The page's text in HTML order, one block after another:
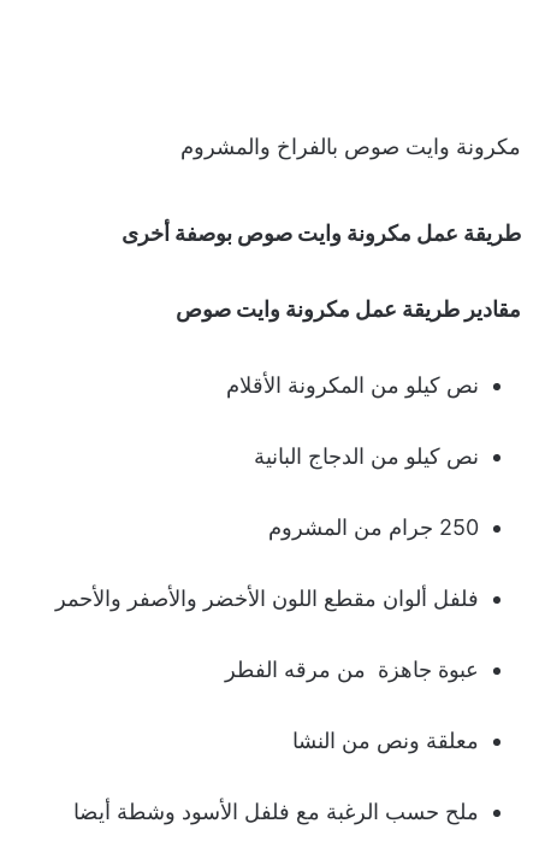
مكرونة وايت صوص بالفراخ والمشروم
طريقة عمل مكرونة وايت صوص بوصفة أخرى
مقادير طريقة عمل مكرونة وايت صوص
نص كيلو من المكرونة الأقلام
نص كيلو من الدجاج البانية
250 جرام من المشروم
فلفل ألوان مقطع اللون الأخضر والأصفر والأحمر
عبوة جاهزة من مرقه الفطر
معلقة ونص من النشا
ملح حسب الرغبة مع فلفل الأسود وشطة أيضا